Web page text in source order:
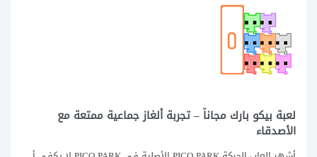
لعبة بيكو بارك مجاناً – تجربة ألغاز جماعية ممتعة مع
الأصدقاء